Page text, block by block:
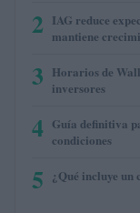
2 IAG reduce
mantiene
3 Horarios de
inversores
4 Guía definitiva
condiciones
5 ¿Qué incluye